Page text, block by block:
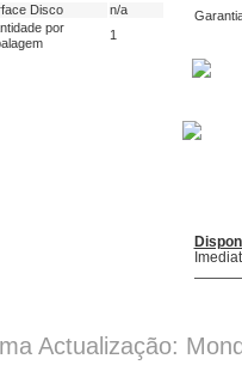
Disco
n/a
por
1
Actualização: